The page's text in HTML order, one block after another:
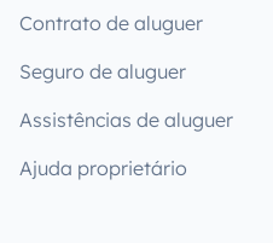
Contrato de aluguer
Seguro de aluguer
Assistências de aluguer
Ajuda proprietário